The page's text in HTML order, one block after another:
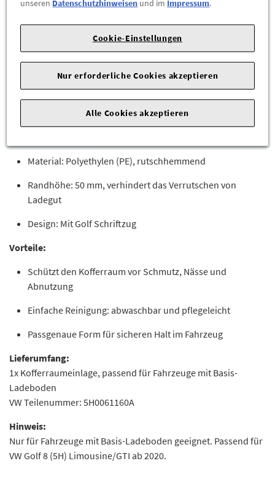
zubehoer.de|
Schützen Sie den Kofferraum Ihres VW Golf 8 (5H) zuverlässig
vor Verschmutzungen und Kratzern – mit der passgenauen
Kofferraumeinlage für Fahrzeuge mit Basis-Ladeboden.
Produktdetails:
Original Volkswagen Zubehör, 100% passgenau
Material: Polyethylen (PE), rutschhemmend
Randhöhe: 50 mm, verhindert das Verrutschen von
Ladegut
Design: Mit Golf Schriftzug
Vorteile:
Schützt den Kofferraum vor Schmutz, Nässe und
Abnutzung
Einfache Reinigung: abwaschbar und pflegeleicht
Passgenaue Form für sicheren Halt im Fahrzeug
Lieferumfang:
1x Kofferraumeinlage, passend für Fahrzeuge mit Basis-
Ladeboden
VW Teilenummer: 5H0061160A
Hinweis:
Nur für Fahrzeuge mit Basis-Ladeboden geeignet. Passend für
VW Golf 8 (5H) Limousine/GTI ab 2020.
unseren Datenschutzhinweisen und im Impressum.
Cookie-Einstellungen
Nur erforderliche Cookies akzeptieren
Alle Cookies akzeptieren